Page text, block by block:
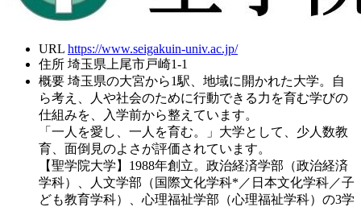
URL https://www.seigakuin-univ.ac.jp/
住所 埼玉県上尾市戸崎1-1
概要 埼玉県の大宮から1駅、地域に開かれた大学。自
ら考え、人や社会のために行動できる力を育む学びの
仕組みを、入学前から整えています。
「一人を愛し、一人を育む。」大学として、少人数教
育、面倒見のよさが評価されています。
【聖学院大学】1988年創立。政治経済学部（政治経済
学科）、人文学部（国際文化学科*／日本文化学科／子
ども教育学科）、心理福祉学部（心理福祉学科）の3学